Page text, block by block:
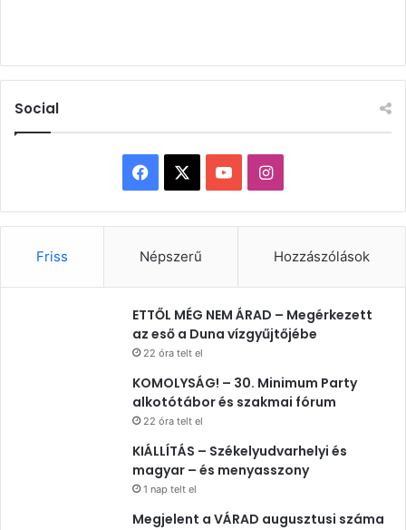
Social
Facebook YouTubeInstagram
Friss Népszerű Hozzászólások
ETTŐL MÉG NEM ÁRAD – Megérkezett
az eső a Duna vízgyűjtőjébe
22 óra telt el
KOMOLYSÁG! – 30. Minimum Party
alkotótábor és szakmai fórum
22 óra telt el
KIÁLLÍTÁS – Székelyudvarhelyi és
magyar – és menyasszony
1 nap telt el
Megjelent a VÁRAD augusztusi száma